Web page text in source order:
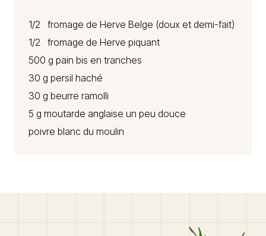
1/2 fromage de Herve Belge (doux et demi-fait)
1/2 fromage de Herve piquant
500 g pain bis en tranches
30 g persil haché
30 g beurre ramolli
5 g moutarde anglaise un peu douce
poivre blanc du moulin